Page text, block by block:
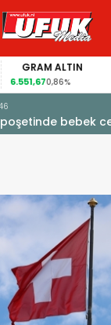
GRAM ALTIN
6.551,670,86%
bebek